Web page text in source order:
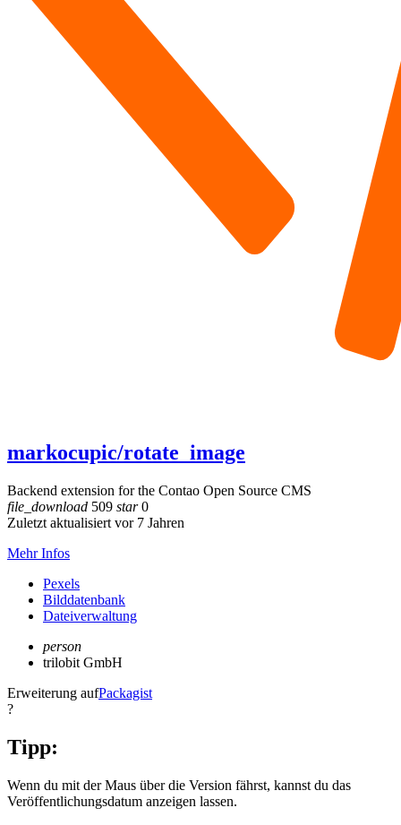
markocupic/rotate_image
Backend extension for the Contao Open Source CMS
file_download 509 star0
Zuletzt aktualisiert vor 7 Jahren
Mehr Infos
Pexels
Bilddatenbank
Dateiverwaltung
person
trilobit GmbH
Erweiterung aufPackagist
?
Tipp:
Wenn du mit der Maus über die Version fährst, kannst du das
Veröffentlichungsdatum anzeigen lassen.